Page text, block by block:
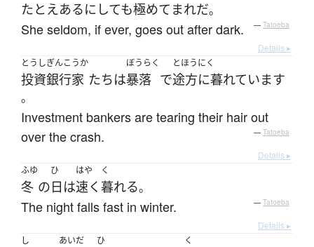
たとえあるにしても極めて まれだ。
She seldom, if ever, goes out after dark. — Tatoeba
Details ▸
とうし
投資
ぎんこうか
銀行家 たちは
ぼうらく
暴落 で
とほうにく
途方に暮れています
。
Investment bankers are tearing their hair out
over the crash.
— Tatoeba
Details ▸
ふゆ
冬 の
ひ
日 は
はや
速く
く
暮れる。
The night falls fast in winter. — Tatoeba
Details ▸
し
あいだ ひ く